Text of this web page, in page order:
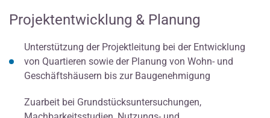
Projektentwicklung & Planung
Unterstützung der Projektleitung bei der Entwicklung
von Quartieren sowie der Planung von Wohn- und
Geschäftshäusern bis zur Baugenehmigung
Zuarbeit bei Grundstücksuntersuchungen,